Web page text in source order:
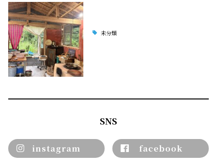
未分類
SNS
instagram facebook